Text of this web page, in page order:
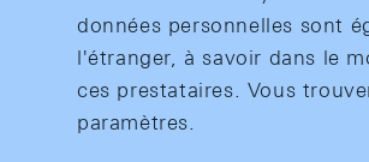
données personnelles sont
l'étranger, à savoir dans le
ces prestataires. Vous
paramètres.